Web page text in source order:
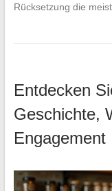
Rücksetzung die
Entdecken
Geschichte,
Engagement